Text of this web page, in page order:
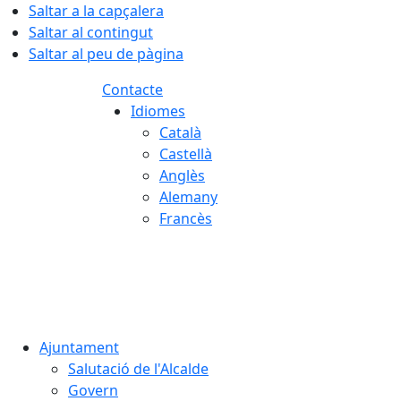
Saltar a la capçalera
Saltar al contingut
Saltar al peu de pàgina
Contacte
Idiomes
Català
Castellà
Anglès
Alemany
Francès
Ajuntament
Salutació de l'Alcalde
Govern